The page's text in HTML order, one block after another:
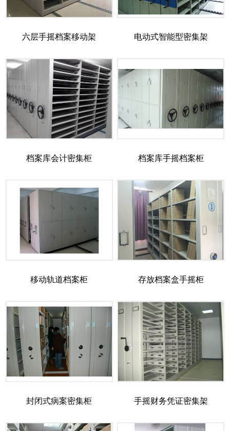
六层手摇档案移动架 电动式智能型密集架
档案库会计密集柜 档案库手摇档案柜
移动轨道档案柜 存放档案盒手摇柜
封闭式病案密集柜 手摇财务凭证密集架